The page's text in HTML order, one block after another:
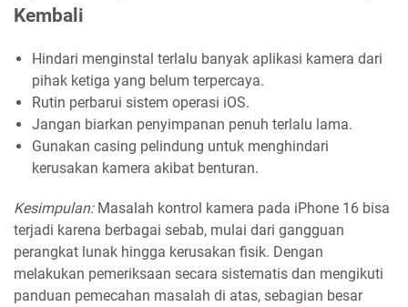
Kembali
Hindari menginstal terlalu banyak aplikasi kamera dari
pihak ketiga yang belum terpercaya.
Rutin perbarui sistem operasi iOS.
Jangan biarkan penyimpanan penuh terlalu lama.
Gunakan casing pelindung untuk menghindari
kerusakan kamera akibat benturan.
Kesimpulan:Masalah kontrol kamera pada iPhone 16 bisa
terjadi karena berbagai sebab, mulai dari gangguan
perangkat lunak hingga kerusakan fisik. Dengan
melakukan pemeriksaan secara sistematis dan mengikuti
panduan pemecahan masalah di atas, sebagian besar